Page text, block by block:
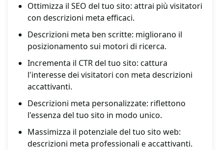
Ottimizza il SEO del tuo sito: attrai più visitatori
con descrizioni meta efficaci.
Descrizioni meta ben scritte: migliorano il
posizionamento sui motori di ricerca.
Incrementa il CTR del tuo sito: cattura
l'interesse dei visitatori con meta descrizioni
accattivanti.
Descrizioni meta personalizzate: riflettono
l'essenza del tuo sito in modo unico.
Massimizza il potenziale del tuo sito web:
descrizioni meta professionali e accattivanti.